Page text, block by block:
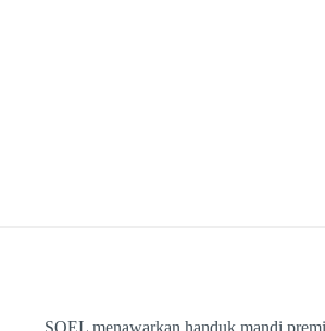
SOEL menawarkan handuk mandi